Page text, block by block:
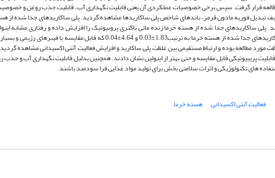
مطالعه قرار گرفت. سپس برخی خصوصیات عملکردی آن یعنی قابلیت نگهداری آب، قابلیت جذب روغن و
تبدیل فوریه مادون قرمز، باندهای شاخص پلی ساکاریدها مشاهده گردید. پلی ساکاریدهای جدا شده از
پلی ساکاریدهای جدا شده از هسته خرما زنده مانی باکتری پروبیوتیک را افزایش داده و رفتاری مشابه
قابلیت جذب روغن و قابلیت نگهداری آب برای پلی ساکاریدهای جدا شده از هسته خرما به ترتیب1.83±0.03 و 4.64±0.04 که
آنتی اکسیدانی آن حدود 40% در غلظت مورد مطالعه بوده و ارتباط مستقیمی بین غلظت پلی ساکارید و افزایش فعالیت آنتی اکسیدانی مشاهده
پریبیوتیکی قابل مقایسه و حتی بهتر از اینولین نشان دادند. همچنین بدلیل قابلیت نگهداری آب و جذب
های تکنولوژیکی و اثرات سلامتی بخش برای تولید مواد غذایی فرا سودمند باشند.
فعالیت آنتی اکسیدانی
هسته خرما